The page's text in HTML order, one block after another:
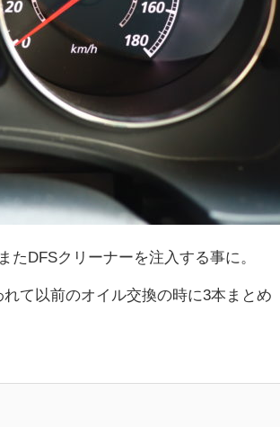
DFSクリーナーを注入する事に。
て以前のオイル交換の時に3本まとめ